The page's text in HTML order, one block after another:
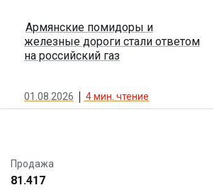
Армянские помидоры и
железные дороги стали ответом
на российский газ
01.08.2026 4мин. чтение
Продажа
81.417